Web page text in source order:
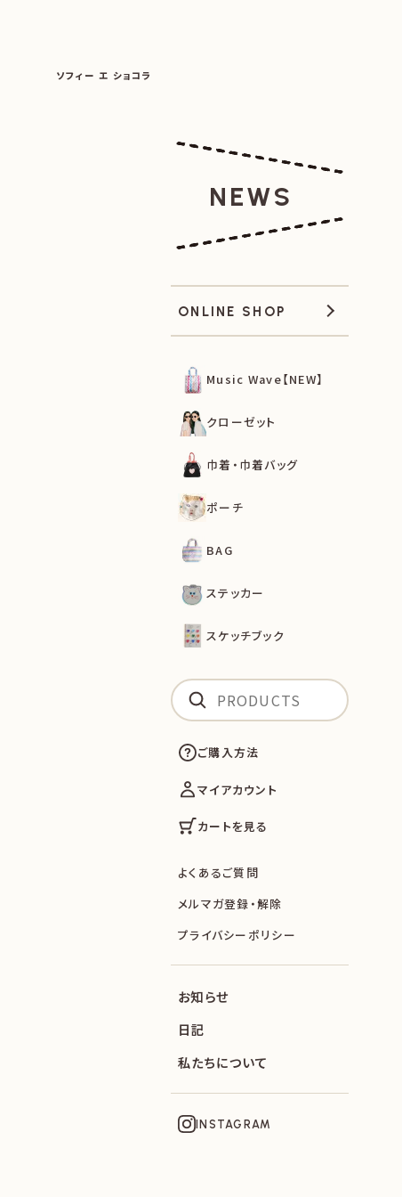
ソフィー エ ショコラ
||
NEWS
ONLINE SHOP
Music Wave【NEW】
クローゼット
巾着・巾着バッグ
ポーチ
BAG
ステッカー
スケッチブック
ご購入方法
マイアカウント
カートを見る
よくあるご質問
メルマガ登録・解除
プライバシーポリシー
お知らせ
日記
私たちについて
INSTAGRAM